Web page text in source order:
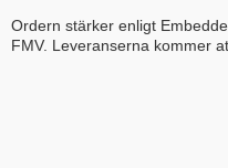
Ordern stärker enligt
FMV. Leveranserna kommer